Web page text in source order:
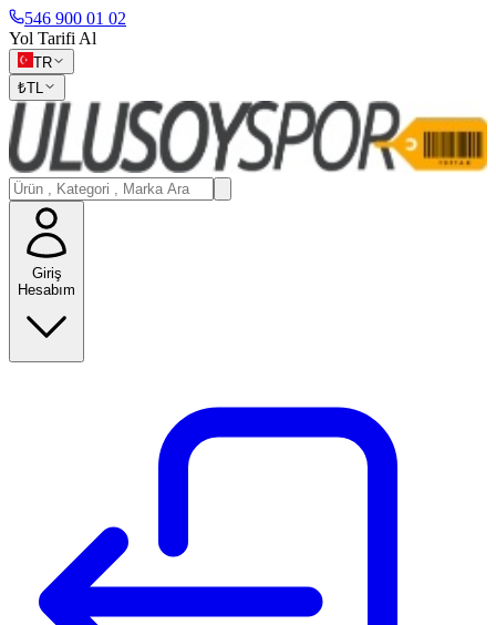
546 900 01 02
Yol Tarifi Al
TR
₺TL
Giriş
Hesabım